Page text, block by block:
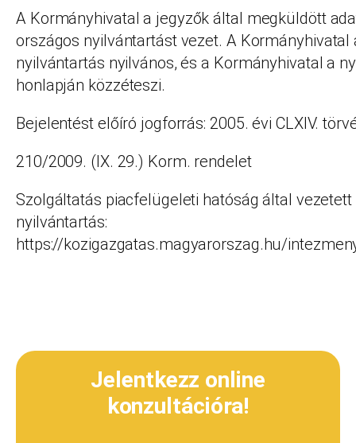
A Kormányhivatal a jegyzők által megküldött
országos nyilvántartást vezet. A Kormányhivatal
nyilvántartás nyilvános, és a Kormányhivatal a
honlapján közzéteszi.
Bejelentést előíró jogforrás: 2005. évi CLXIV.
210/2009. (IX. 29.) Korm. rendelet
Szolgáltatás piacfelügeleti hatóság által
nyilvántartás:
https://kozigazgatas.magyarorszag.hu/
Jelentkezz online
konzultációra!